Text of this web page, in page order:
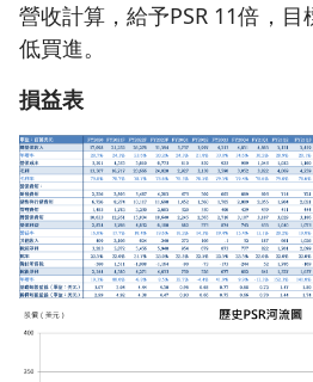
營收計算，給予PSR 11倍，
低買進。
損益表